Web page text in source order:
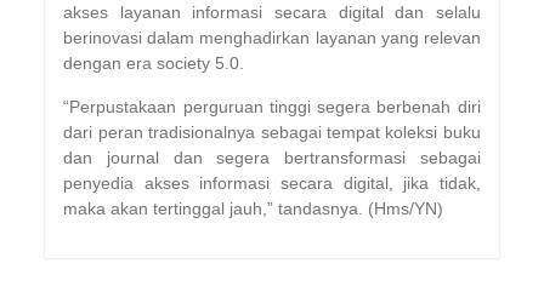
akses layanan informasi secara digital dan selalu
berinovasi dalam menghadirkan layanan yang relevan
dengan era society 5.0.
“Perpustakaan perguruan tinggi segera berbenah diri
dari peran tradisionalnya sebagai tempat koleksi buku
dan journal dan segera bertransformasi sebagai
penyedia akses informasi secara digital, jika tidak,
maka akan tertinggal jauh,” tandasnya. (Hms/YN)